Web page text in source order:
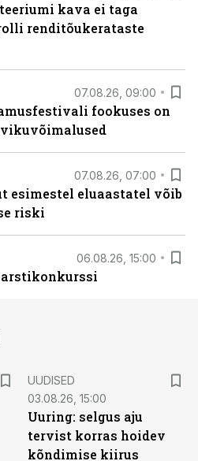
kava ei taga
renditõukerataste
07.08.26, 09:00
fookuses on
07.08.26, 07:00
esimestel eluaastatel võib
riski
06.08.26, 15:00
UUDISED
03.08.26, 15:00
Uuring: selgus aju
tervist korras hoidev
kõndimise kiirus